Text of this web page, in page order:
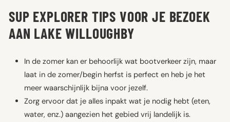
SUP EXPLORER TIPS VOOR JE BEZOEK
AAN LAKE WILLOUGHBY
In de zomer kan er behoorlijk wat bootverkeer zijn, maar
laat in de zomer/begin herfst is perfect en heb je het
meer waarschijnlijk bijna voor jezelf.
Zorg ervoor dat je alles inpakt wat je nodig hebt (eten,
water, enz.) aangezien het gebied vrij landelijk is.